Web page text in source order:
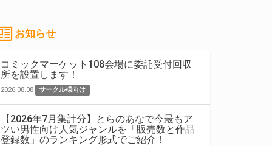
お知らせ
コミックマーケット108会場に委託受付回収
所を設置します！
2026.08.08 サークル様向け
【2026年7月集計分】とらのあなで今最もア
ツい男性向け人気ジャンルを「販売数と作品
登録数」のランキング形式でご紹介！